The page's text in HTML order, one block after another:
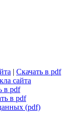
| Скачать в pdf
сайта
в pdf
в pdf
(pdf)